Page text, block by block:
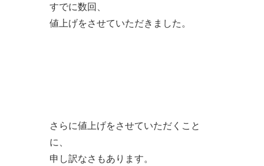
すでに数回、
値上げをさせていただきました。
さらに値上げをさせていただくこと
に、
申し訳なさもあります。